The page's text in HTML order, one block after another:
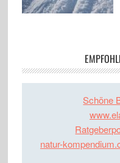
Schöne
natur-